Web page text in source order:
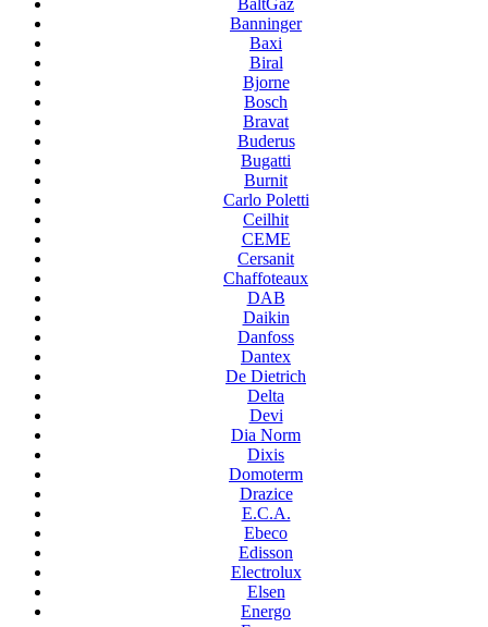
BaltGaz
Banninger
Baxi
Biral
Bjorne
Bosch
Bravat
Buderus
Bugatti
Burnit
Carlo Poletti
Ceilhit
CEME
Cersanit
Chaffoteaux
DAB
Daikin
Danfoss
Dantex
De Dietrich
Delta
Devi
Dia Norm
Dixis
Domoterm
Drazice
E.C.A.
Ebeco
Edisson
Electrolux
Elsen
Energo